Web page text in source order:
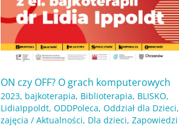
ON czy OFF? O grach komputerowych
2023, bajkoterapia, Biblioterapia, BLISKO,
LidiaIppoldt, ODDPoleca, Oddział dla Dzieci,
zajęcia / Aktualności, Dla dzieci, Zapowiedzi